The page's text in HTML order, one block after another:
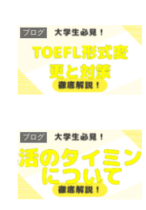
ブログ
ブログ